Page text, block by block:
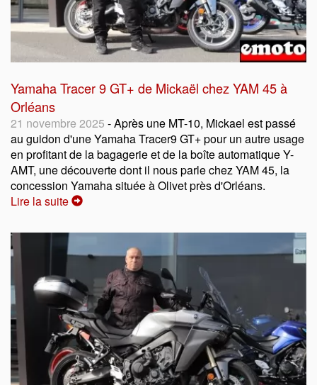
Yamaha Tracer 9 GT+ de Mickaël chez YAM 45 à
Orléans
21 novembre 2025 - Après une MT-10, Mickael est passé
au guidon d'une Yamaha Tracer9 GT+ pour un autre usage
en profitant de la bagagerie et de la boîte automatique Y-
AMT, une découverte dont il nous parle chez YAM 45, la
concession Yamaha située à Olivet près d'Orléans.
Lire la suite